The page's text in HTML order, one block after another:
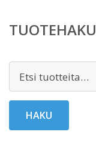
TUOTEHAKU
HAKU